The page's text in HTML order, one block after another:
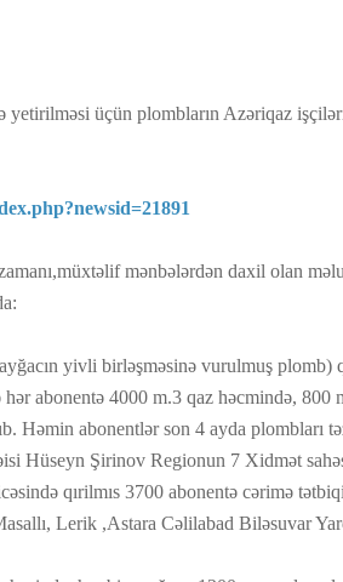
yetirilməsi üçün plombların Azəriqaz
zamanı,müxtəlif mənbələrdən daxil olan
yivli birləşməsinə vurulmuş plomb)
abonentə 4000 m.3 qaz həcmində, 800
Həmin abonentlər son 4 ayda plombları
Hüseyn Şirinov Regionun 7 Xidmət
qırilmıs 3700 abonentə cərimə
Lerik ,Astara Cəlilabad Biləsuvar